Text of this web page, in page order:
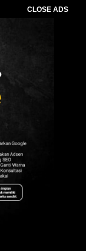
CLOSE ADS